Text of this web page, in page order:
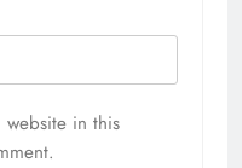
website in this